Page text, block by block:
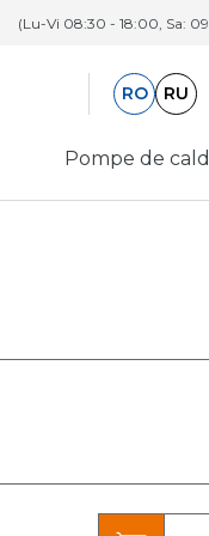
(Lu-Vi 08:30 - 18:00, Sa:
RO RU
Utilaj de
Pompe de